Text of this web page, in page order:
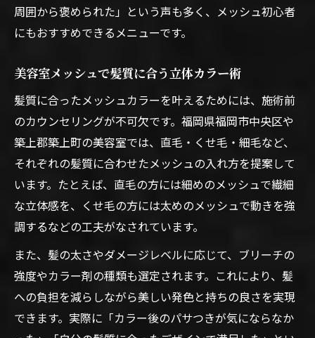
周囲から褒められた」という声も多く、メッシュ初心者
にもおすすめできるメニューです。
美容室メッシュで髪質に合う立体カラー術
髪質に合ったメッシュカラーを叶えるためには、施術前
のカウンセリングが不可欠です。福岡県福岡市中央区や
築上郡築上町の美容室では、直毛・くせ毛・細毛など、
それぞれの髪質に合わせたメッシュの入れ方を提案して
います。たとえば、直毛の方には細めのメッシュで繊細
な立体感を、くせ毛の方には太めのメッシュで動きを強
調するなどの工夫がなされています。
また、髪の太さやダメージレベルに応じて、ブリーチの
強度やカラー剤の種類も選定されます。これにより、髪
への負担を減らしながら美しい発色と持ちの良さを実現
できます。実際に「カラー後のパサつきが気にならなか